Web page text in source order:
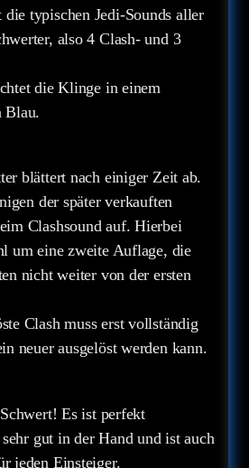
typischen Jedi-Sounds aller
also 4 Clash- und 3
die Klinge in einem
Blau.
blättert nach einiger Zeit ab.
der später verkauften
Clashsound auf. Hierbei
um eine zweite Auflage, die
nicht weiter von der ersten
Clash muss erst vollständig
neuer ausgelöst werden kann.
Es ist perfekt
gut in der Hand und ist auch
jeden Einsteiger.